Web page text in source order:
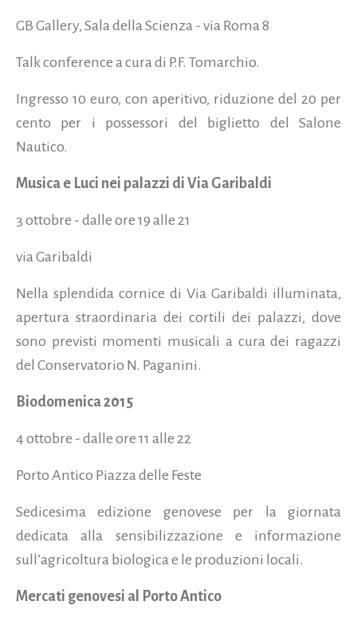
GB Gallery, Sala della Scienza - via Roma 8
Talk conference a cura di P.F. Tomarchio.
Ingresso 10 euro, con aperitivo, riduzione del 20 per
cento per i possessori del biglietto del Salone
Nautico.
Musica e Luci nei palazzi di Via Garibaldi
3 ottobre - dalle ore 19 alle 21
via Garibaldi
Nella splendida cornice di Via Garibaldi illuminata,
apertura straordinaria dei cortili dei palazzi, dove
sono previsti momenti musicali a cura dei ragazzi
del Conservatorio N. Paganini.
Biodomenica 2015
4 ottobre - dalle ore 11 alle 22
Porto Antico Piazza delle Feste
Sedicesima edizione genovese per la giornata
dedicata alla sensibilizzazione e informazione
sull’agricoltura biologica e le produzioni locali.
Mercati genovesi al Porto Antico